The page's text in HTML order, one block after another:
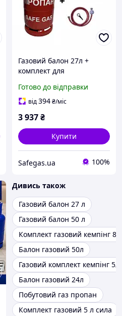
Газовий балон 27л +
комплект для
Готово до відправки
від394₴/міс
3 937₴
Купити
Safegas.ua 100%
Дивись також
Газовий балон 27 л
Газовий балон 50 л
Комплект газовий кемпінг 8л
Балон газовий 50л
Газовий комплект кемпінг 5л
Балон газовий 24л
Побутовий газ пропан
Комплект газовий 5 л сила